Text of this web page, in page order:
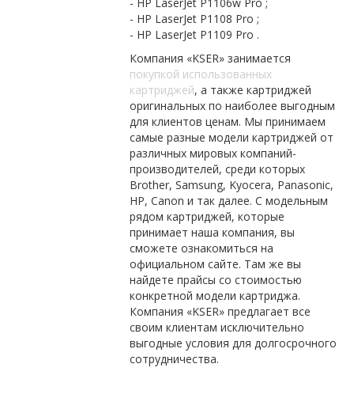
- HP LaserJet P1108 Pro ;
- HP LaserJet P1109 Pro .
Компания «KSER» занимается
покупкой использованных
картриджей, а также картриджей
оригинальных по наиболее выгодным
для клиентов ценам. Мы принимаем
самые разные модели картриджей от
различных мировых компаний-
производителей, среди которых
Brother, Samsung, Kyocera, Panasonic,
HP, Canon и так далее. С модельным
рядом картриджей, которые
принимает наша компания, вы
сможете ознакомиться на
официальном сайте. Там же вы
найдете прайсы со стоимостью
конкретной модели картриджа.
Компания «KSER» предлагает все
своим клиентам исключительно
выгодные условия для долгосрочного
сотрудничества.